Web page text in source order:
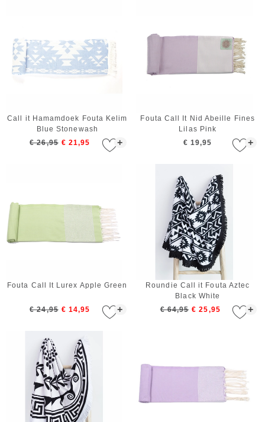
+
Call it Hamamdoek Fouta Kelim
Blue Stonewash
€ 26,95 € 21,95 +
Fouta Call It Nid Abeille Fines
Lilas Pink
€ 19,95
+
Fouta Call It Lurex Apple Green
€ 24,95 € 14,95 +
Roundie Call it Fouta Aztec
Black White
€ 64,95 € 25,95